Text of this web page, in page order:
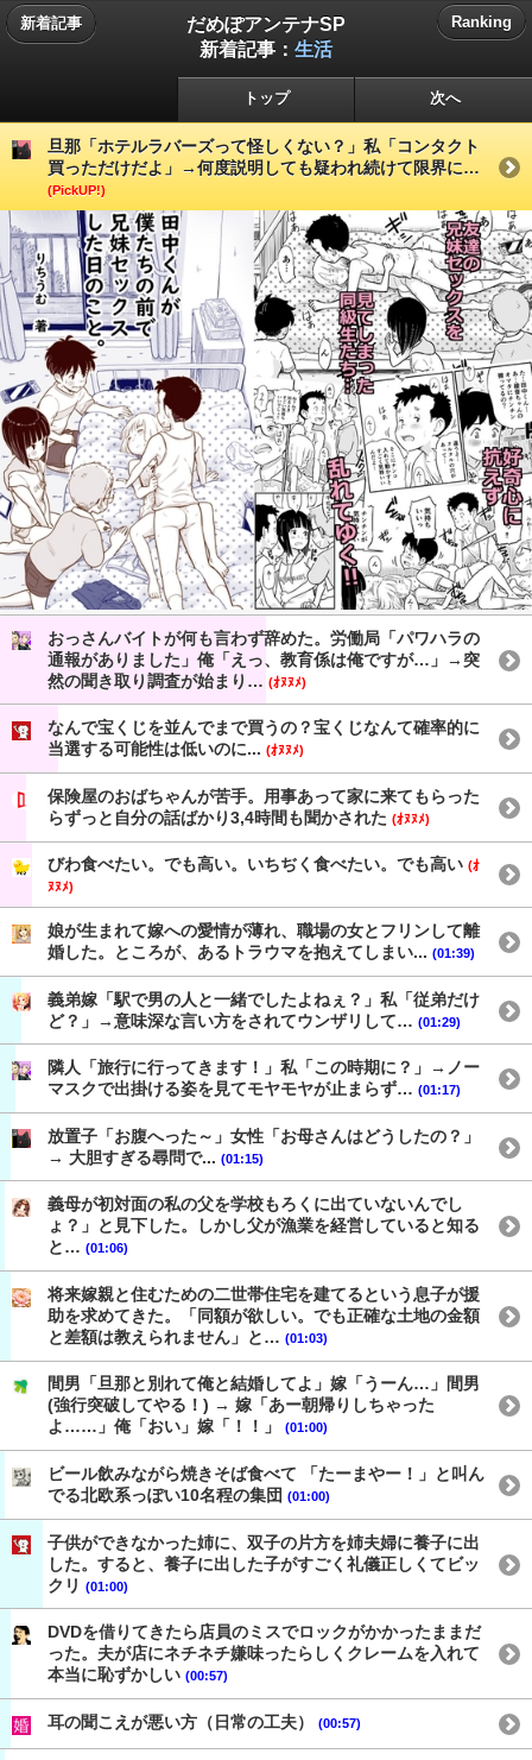
新着記事
だめぽアンテナSP
新着記事： 生活
Ranking
トップ 次へ
旦那「ホテルラバーズって怪しくない？」私「コンタクト
買っただけだよ」→何度説明しても疑われ続けて限界に…
(PickUP!)
おっさんバイトが何も言わず辞めた。労働局「パワハラの
通報がありました」俺「えっ、教育係は俺ですが…」→突
然の聞き取り調査が始まり… (ｵﾇﾇﾒ)
なんで宝くじを並んでまで買うの？宝くじなんて確率的に
当選する可能性は低いのに... (ｵﾇﾇﾒ)
保険屋のおばちゃんが苦手。用事あって家に来てもらった
らずっと自分の話ばかり3,4時間も聞かされた (ｵﾇﾇﾒ)
びわ食べたい。でも高い。いちぢく食べたい。でも高い (ｵ
ﾇﾇﾒ)
娘が生まれて嫁への愛情が薄れ、職場の女とフリンして離
婚した。ところが、あるトラウマを抱えてしまい... (01:39)
義弟嫁「駅で男の人と一緒でしたよねぇ？」私「従弟だけ
ど？」→意味深な言い方をされてウンザリして… (01:29)
隣人「旅行に行ってきます！」私「この時期に？」→ノー
マスクで出掛ける姿を見てモヤモヤが止まらず… (01:17)
放置子「お腹へった～」女性「お母さんはどうしたの？」
→ 大胆すぎる尋問で... (01:15)
義母が初対面の私の父を学校もろくに出ていないんでし
ょ？」と見下した。しかし父が漁業を経営していると知る
と… (01:06)
将来嫁親と住むための二世帯住宅を建てるという息子が援
助を求めてきた。「同額が欲しい。でも正確な土地の金額
と差額は教えられません」と… (01:03)
間男「旦那と別れて俺と結婚してよ」嫁「うーん…」間男
(強行突破してやる！) → 嫁「あー朝帰りしちゃった
よ……」俺「おい」嫁「！！」
(01:00)
ビール飲みながら焼きそば食べて 「たーまやー！」と叫ん
でる北欧系っぽい10名程の集団 (01:00)
子供ができなかった姉に、双子の片方を姉夫婦に養子に出
した。すると、養子に出した子がすごく礼儀正しくてビッ
クリ (01:00)
DVDを借りてきたら店員のミスでロックがかかったままだ
った。夫が店にネチネチ嫌味ったらしくクレームを入れて
本当に恥ずかしい (00:57)
耳の聞こえが悪い方（日常の工夫） (00:57)